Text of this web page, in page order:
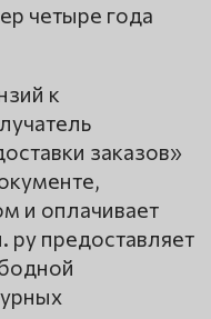
четыре года
к
заказов»
и оплачивает
ру предоставляет